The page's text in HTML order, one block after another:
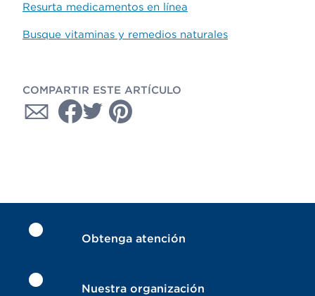
Resurta medicamentos en línea
Busque vitaminas y remedios naturales
COMPARTIR ESTE ARTÍCULO
Obtenga atención
Nuestra organización